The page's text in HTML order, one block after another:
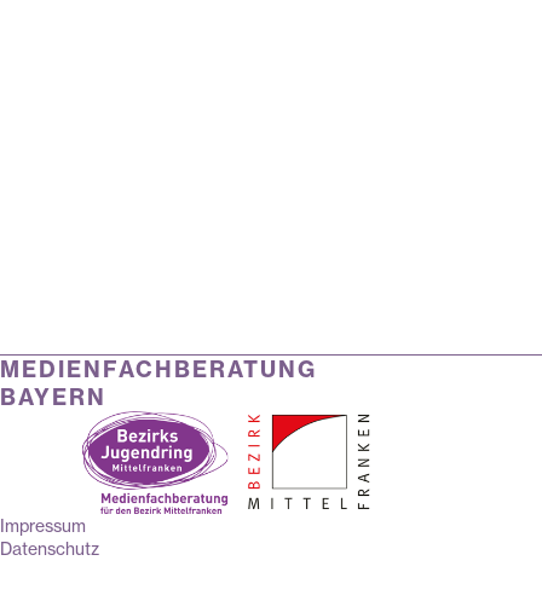
MEDIENFACHBERATUNG
BAYERN
Impressum
Datenschutz